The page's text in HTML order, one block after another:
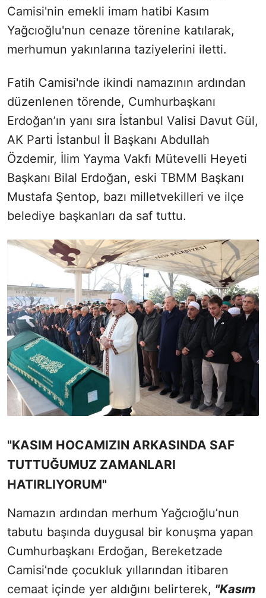
Camisi'nin emekli imam hatibi Kasım
Yağcıoğlu'nun cenaze törenine katılarak,
merhumun yakınlarına taziyelerini iletti.
Fatih Camisi'nde ikindi namazının ardından
düzenlenen törende, Cumhurbaşkanı
Erdoğan’ın yanı sıra İstanbul Valisi Davut Gül,
AK Parti İstanbul İl Başkanı Abdullah
Özdemir, İlim Yayma Vakfı Mütevelli Heyeti
Başkanı Bilal Erdoğan, eski TBMM Başkanı
Mustafa Şentop, bazı milletvekilleri ve ilçe
belediye başkanları da saf tuttu.
"KASIM HOCAMIZIN ARKASINDA SAF
TUTTUĞUMUZ ZAMANLARI
HATIRLIYORUM"
Namazın ardından merhum Yağcıoğlu’nun
tabutu başında duygusal bir konuşma yapan
Cumhurbaşkanı Erdoğan, Bereketzade
Camisi’nde çocukluk yıllarından itibaren
cemaat içinde yer aldığını belirterek, "Kasım